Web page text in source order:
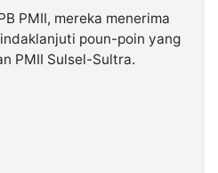
PMII, mereka menerima
poun-poin yang
PMII Sulsel-Sultra.